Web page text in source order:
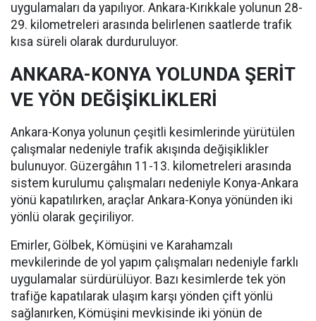
uygulamaları da yapılıyor. Ankara-Kırıkkale yolunun 28-
29. kilometreleri arasında belirlenen saatlerde trafik
kısa süreli olarak durduruluyor.
ANKARA-KONYA YOLUNDA ŞERİT
VE YÖN DEĞİŞİKLİKLERİ
Ankara-Konya yolunun çeşitli kesimlerinde yürütülen
çalışmalar nedeniyle trafik akışında değişiklikler
bulunuyor. Güzergâhın 11-13. kilometreleri arasında
sistem kurulumu çalışmaları nedeniyle Konya-Ankara
yönü kapatılırken, araçlar Ankara-Konya yönünden iki
yönlü olarak geçiriliyor.
Emirler, Gölbek, Kömüşini ve Karahamzalı
mevkilerinde de yol yapım çalışmaları nedeniyle farklı
uygulamalar sürdürülüyor. Bazı kesimlerde tek yön
trafiğe kapatılarak ulaşım karşı yönden çift yönlü
sağlanırken, Kömüşini mevkisinde iki yönün de